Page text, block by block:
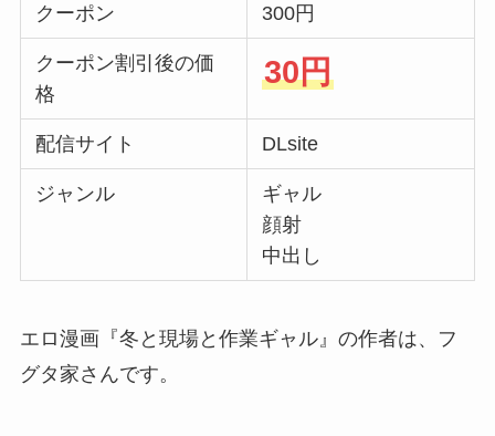
クーポン 300円
クーポン割引後の価
格
30円
配信サイト DLsite
ジャンル
ギャル
顔射
中出し
エロ漫画『冬と現場と作業ギャル』の作者は、フ
グタ家さんです。